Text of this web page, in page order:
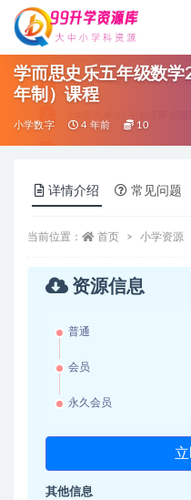
学而思史乐五年级数学
年制）课程
小学数字 4 年前 10
详情介绍 常见问题
当前位置： 首页 小学资源
资源信息
普通
会员
永久会员
其他信息